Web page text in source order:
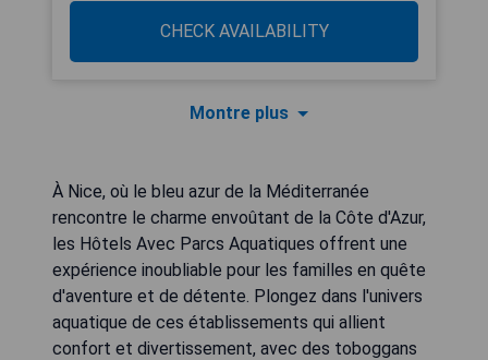
CHECK AVAILABILITY
Montre plus
À Nice, où le bleu azur de la Méditerranée
rencontre le charme envoûtant de la Côte d'Azur,
les Hôtels Avec Parcs Aquatiques offrent une
expérience inoubliable pour les familles en quête
d'aventure et de détente. Plongez dans l'univers
aquatique de ces établissements qui allient
confort et divertissement, avec des toboggans